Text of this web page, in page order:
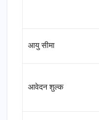
आयु सीमा
आवेदन शुल्क